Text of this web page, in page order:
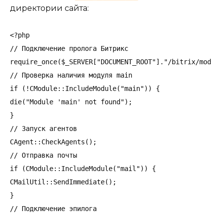
директории сайта:
<?php
// Подключение пролога Битрикс
require_once($_SERVER["DOCUMENT_ROOT"]."/bitrix/
// Проверка наличия модуля main
if (!CModule::IncludeModule("main")) {
die("Module 'main' not found");
}
// Запуск агентов
CAgent::CheckAgents();
// Отправка почты
if (CModule::IncludeModule("mail")) {
CMailUtil::SendImmediate();
}
// Подключение эпилога